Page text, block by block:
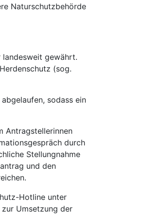
Naturschutzbehörde
landesweit gewährt.
(sog.
sodass ein
Antragstellerinnen
durch
Stellungnahme
und den
Hotline unter
Umsetzung der